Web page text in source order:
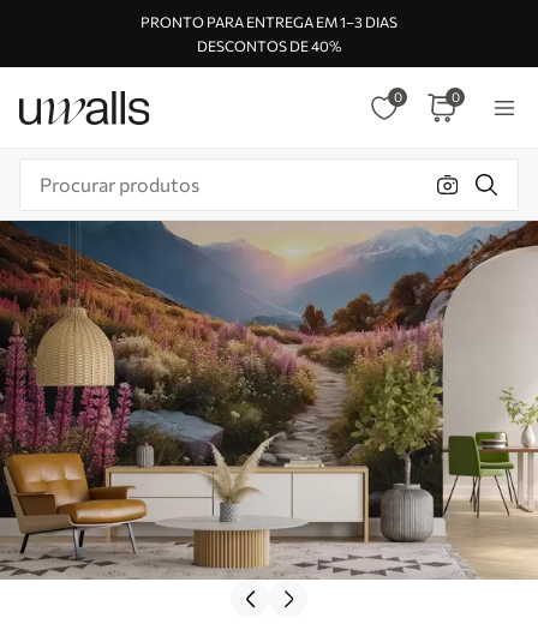
PRONTO PARA ENTREGA EM 1–3 DIAS
DESCONTOS DE 40%
0 0